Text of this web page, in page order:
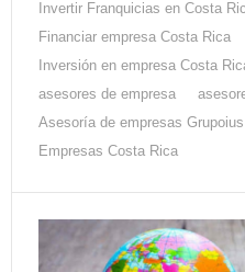
Invertir Franquicias en Costa
Financiar empresa Costa Rica
Inversión en empresa Costa
asesores de empresa
Asesoría de empresas Grupoius
Empresas Costa Rica